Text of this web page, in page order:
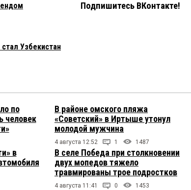
Узбекистан
Подпишитесь ВКонтакте!
по
человек
в
В районе омского пляжа
«Советский» в Иртыше утонул
молодой мужчина
4 августа 12:52 1 1487
В селе Победа при столкновении
двух мопедов тяжело
травмированы трое подростков
4 августа 11:41 0 1453